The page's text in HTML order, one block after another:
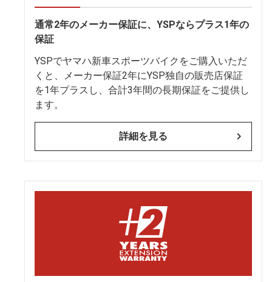
通常2年のメーカー保証に、YSPならプラス1年の
保証
YSPでヤマハ新車スポーツバイクをご購入いただ
くと、メーカー保証2年にYSP独自の販売店保証
を1年プラスし、合計3年間の長期保証をご提供し
ます。
詳細を見る